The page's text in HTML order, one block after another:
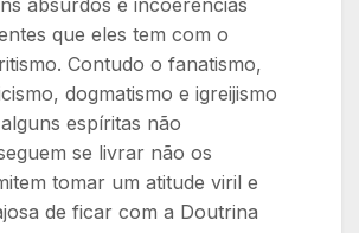
que eles tem com o
Contudo o fanatismo,
dogmatismo e igreijismo
espíritas não
se livrar não os
tomar um atitude viril e
de ficar com a Doutrina